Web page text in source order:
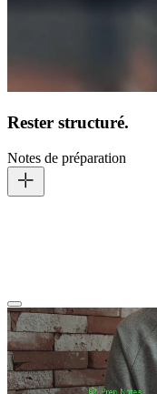
Rester structuré.
Notes de préparation